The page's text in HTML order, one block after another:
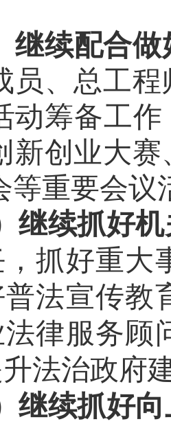
继续配合
员、总工
动筹备工
新创业大
等重要会议
继续抓好
抓好重大
法宣传教
律服务顾
法治政府
继续抓好